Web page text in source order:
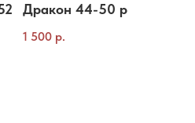
Дракон 44-50 р
1 500 р.